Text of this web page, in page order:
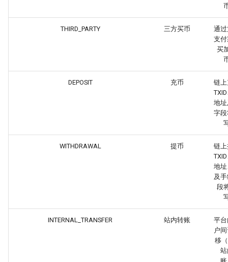
THIRD_PARTY 三方买币
通
支
买
DEPOSIT 充币
链
地
字
WITHDRAWAL 提币
链
地
及
段
INTERNAL_TRANSFER 站内转账
平
户
移